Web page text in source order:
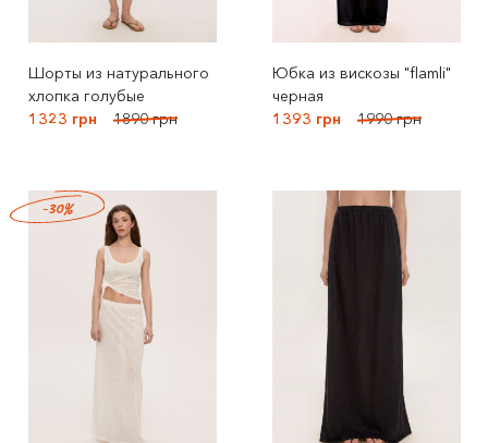
Шорты из натурального
хлопка голубые
1323 грн
1890 грн
Юбка из вискозы "flamli"
черная
1393 грн
1990 грн
-30%